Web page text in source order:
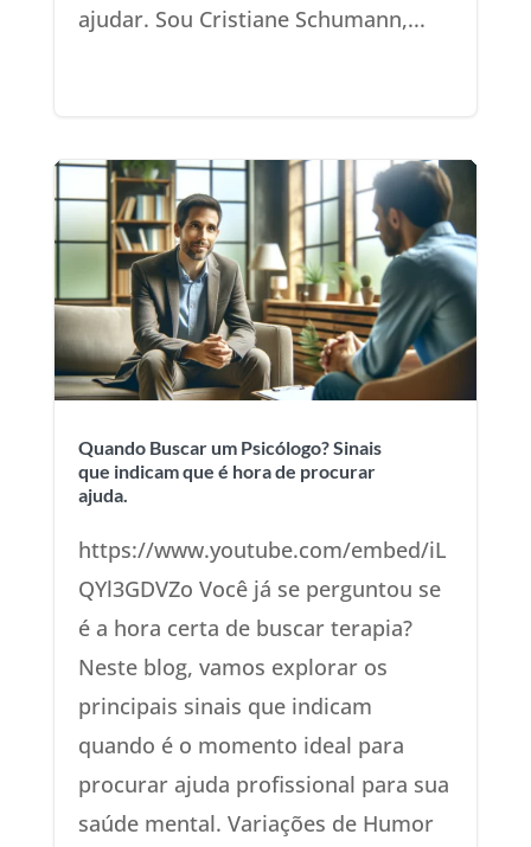
ajudar. Sou Cristiane Schumann,...
Quando Buscar um Psicólogo? Sinais
que indicam que é hora de procurar
ajuda.
https://www.youtube.com/embed/iL
QYl3GDVZo Você já se perguntou se
é a hora certa de buscar terapia?
Neste blog, vamos explorar os
principais sinais que indicam
quando é o momento ideal para
procurar ajuda profissional para sua
saúde mental. Variações de Humor